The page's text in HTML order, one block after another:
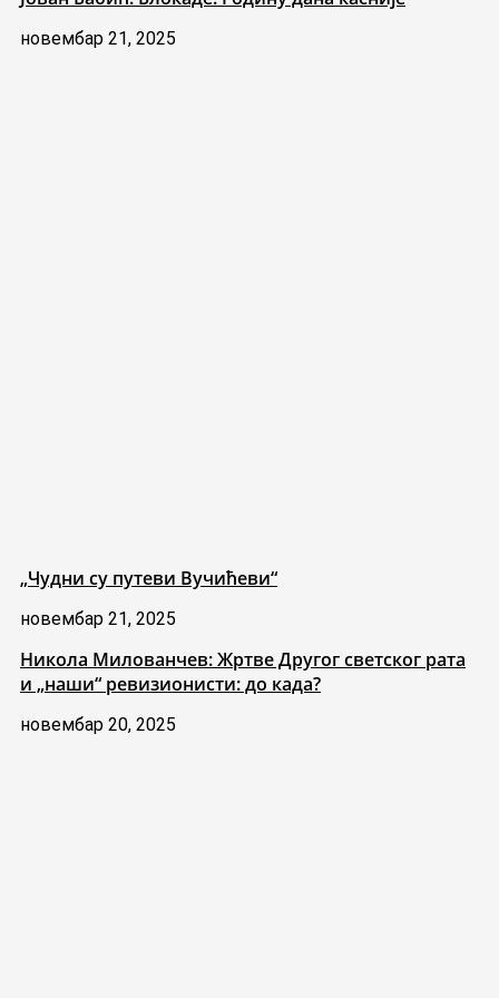
новембар 21, 2025
„Чудни су путеви Вучићеви“
новембар 21, 2025
Никола Милованчев: Жртве Другог светског рата
и „наши“ ревизионисти: до када?
новембар 20, 2025